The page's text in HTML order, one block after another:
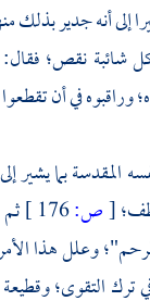
إلى أنه جدير
كل شائبة نقص؛
في أن
المقدسة بما يشير
[ص:
وعلل هذا
ترك التقوى؛